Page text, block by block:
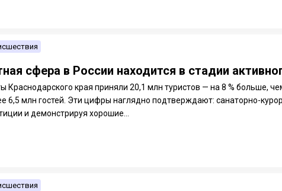
сфера в России находится в стадии
Краснодарского края приняли 20,1 млн туристов — на 8 % больше,
6,5 млн гостей. Эти цифры наглядно подтверждают: санаторно-
и демонстрируя хорошие...